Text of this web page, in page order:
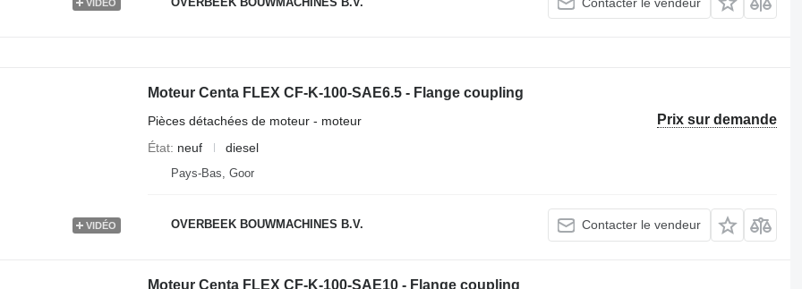
VIDÉO
VIDÉO
Moteur Centa FLEX CF-K-100-SAE6.5 - Flange coupling
Prix sur demande
Pièces détachées de moteur - moteur
État neuf diesel
Pays-Bas, Goor
OVERBEEK BOUWMACHINES B.V. Contacter le vendeur
Moteur Centa FLEX CF-K-100-SAE10 - Flange coupling